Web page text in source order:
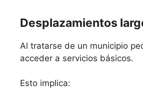
Desplazamientos
Al tratarse de un municipio
acceder a servicios básicos.
Esto implica: